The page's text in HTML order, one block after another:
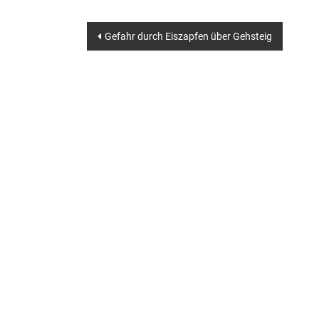
Beitragsnavigation
Gefahr durch Eiszapfen über Gehsteig